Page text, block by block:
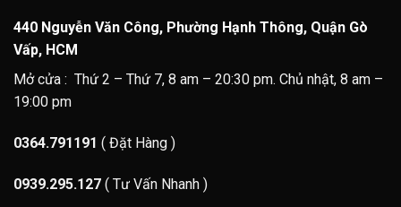
440 Nguyễn Văn Công, Phường Hạnh Thông, Quận Gò
Vấp, HCM
Mở cửa : Thứ 2 – Thứ 7, 8 am – 20:30 pm. Chủ nhật, 8 am –
19:00 pm
0364.791191 ( Đặt Hàng )
0939.295.127 ( Tư Vấn Nhanh )